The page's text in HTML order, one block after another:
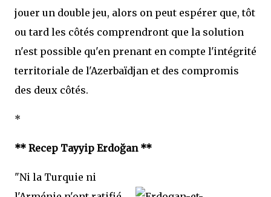
jouer un double jeu, alors on peut espérer que, tôt
ou tard les côtés comprendront que la solution
n'est possible qu'en prenant en compte l'intégrité
territoriale de l'Azerbaïdjan et des compromis
des deux côtés.
*
** Recep Tayyip Erdoğan **
"Ni la Turquie ni